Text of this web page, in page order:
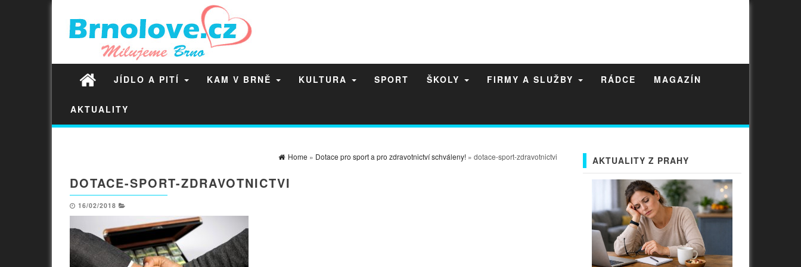
JÍDLO A PITÍ KAM V BRNĚ KULTURA SPORT ŠKOLY FIRMY A SLUŽBY RÁDCE MAGAZÍN
AKTUALITY
Home » Dotace pro sport a pro zdravotnictví schváleny!» dotace-sport-zdravotnictvi
DOTACE-SPORT-ZDRAVOTNICTVI
16/02/2018
AKTUALITY Z PRAHY